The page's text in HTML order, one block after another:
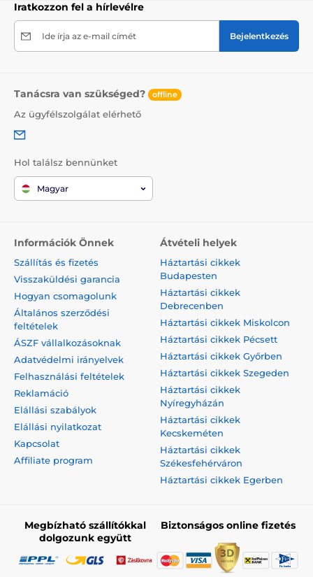
Iratkozzon fel a hírlevélre
Ide írja az e-mail címét Bejelentkezés
Tanácsra van szükséged? offline
Az ügyfélszolgálat elérhető
Hol találsz bennünket
Magyar
Információk Önnek
Szállítás és fizetés
Visszaküldési garancia
Hogyan csomagolunk
Általános szerződési
feltételek
ÁSZF vállalkozásoknak
Adatvédelmi irányelvek
Felhasználási feltételek
Reklamáció
Elállási szabályok
Elállási nyilatkozat
Kapcsolat
Affiliate program
Átvételi helyek
Háztartási cikkek
Budapesten
Háztartási cikkek
Debrecenben
Háztartási cikkek Miskolcon
Háztartási cikkek Pécsett
Háztartási cikkek Győrben
Háztartási cikkek Szegeden
Háztartási cikkek
Nyíregyházán
Háztartási cikkek
Kecskeméten
Háztartási cikkek
Székesfehérváron
Háztartási cikkek Egerben
Megbízható szállítókkal
dolgozunk együtt
Biztonságos online fizetés